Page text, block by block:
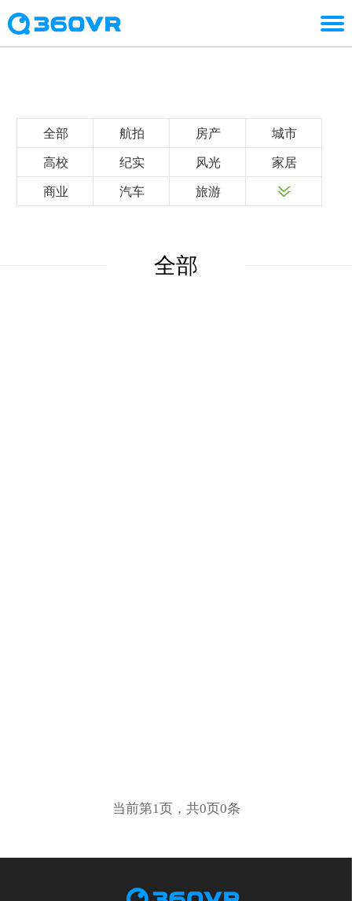
全部 航拍 房产 城市
高校 纪实 风光 家居
商业 汽车 旅游
全部
当前第1页，共0页0条